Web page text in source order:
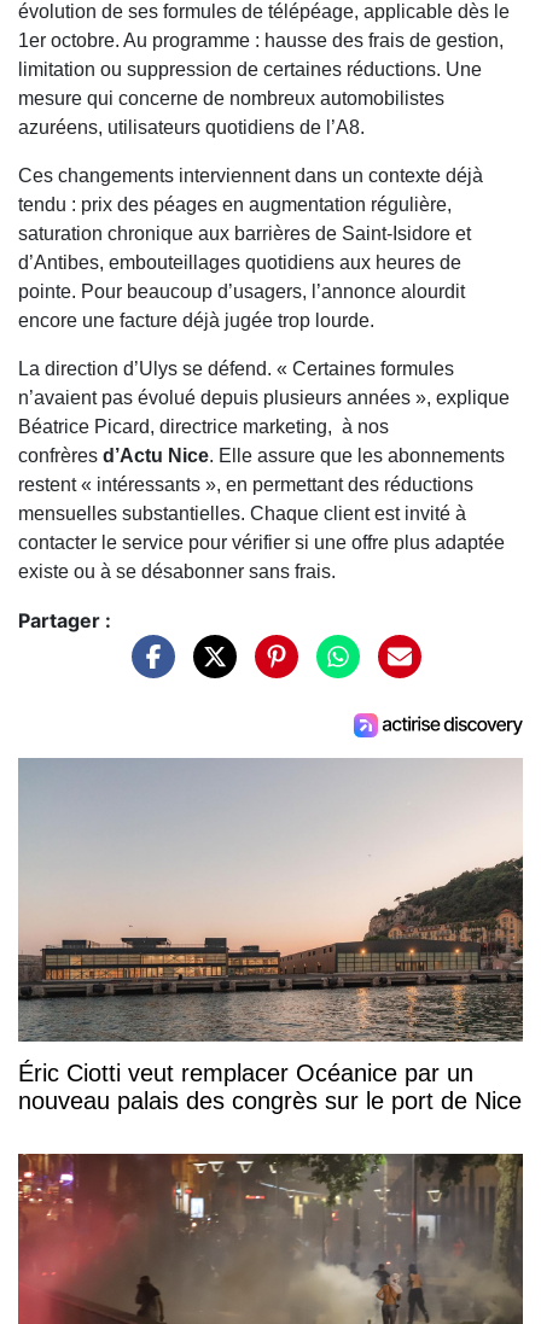
évolution de ses formules de télépéage, applicable dès le
1er octobre. Au programme : hausse des frais de gestion,
limitation ou suppression de certaines réductions. Une
mesure qui concerne de nombreux automobilistes
azuréens, utilisateurs quotidiens de l’A8.
Ces changements interviennent dans un contexte déjà
tendu : prix des péages en augmentation régulière,
saturation chronique aux barrières de Saint-Isidore et
d’Antibes, embouteillages quotidiens aux heures de
pointe. Pour beaucoup d’usagers, l’annonce alourdit
encore une facture déjà jugée trop lourde.
La direction d’Ulys se défend. « Certaines formules
n’avaient pas évolué depuis plusieurs années », explique
Béatrice Picard, directrice marketing, à nos
confrères d’Actu Nice. Elle assure que les abonnements
restent « intéressants », en permettant des réductions
mensuelles substantielles. Chaque client est invité à
contacter le service pour vérifier si une offre plus adaptée
existe ou à se désabonner sans frais.
Partager :
Éric Ciotti veut remplacer Océanice par un
nouveau palais des congrès sur le port de Nice